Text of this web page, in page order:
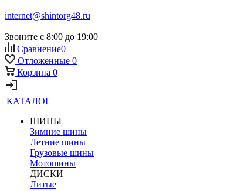
internet@shintorg48.ru
Звоните с 8:00 до 19:00
Сравнение0
Отложенные 0
Корзина 0
КАТАЛОГ
ШИНЫ
Зимние шины
Летние шины
Грузовые шины
Мотошины
ДИСКИ
Литые